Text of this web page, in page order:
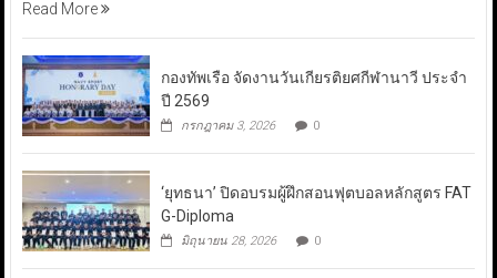
Read More
กองทัพเรือ จัดงานวันเกียรติยศกีฬานาวี ประจำ
ปี 2569
กรกฎาคม 3, 2026 0
‘ยุทธนา’ ปิดอบรมผู้ฝึกสอนฟุตบอลหลักสูตร FAT
G-Diploma
มิถุนายน 28, 2026 0